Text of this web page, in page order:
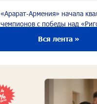
«Арарат‑Армения» начала
чемпионов с победы над
около
Аравийским морем
около
Вся лента »